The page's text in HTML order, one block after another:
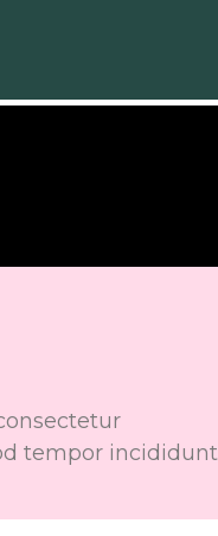
tempor incididunt